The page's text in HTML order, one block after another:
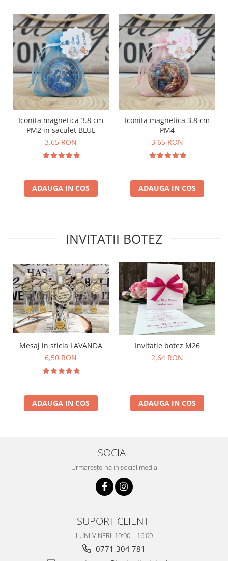
Iconita magnetica 3.8 cm
PM2 in saculet BLUE
3,65 RON
ADAUGA IN COS
Iconita magnetica 3.8 cm
PM4
3,65 RON
ADAUGA IN COS
INVITATII BOTEZ
Mesaj in sticla LAVANDA
6,50 RON
ADAUGA IN COS
Invitatie botez M26
2,64 RON
ADAUGA IN COS
SOCIAL
Urmareste-ne in social media
SUPORT CLIENTI
LUNI-VINERI: 10:00 – 16:00
0771 304 781